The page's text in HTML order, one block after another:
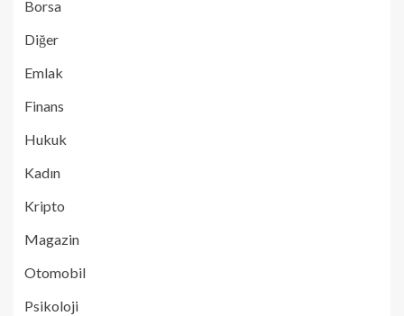
Borsa
Diğer
Emlak
Finans
Hukuk
Kadın
Kripto
Magazin
Otomobil
Psikoloji